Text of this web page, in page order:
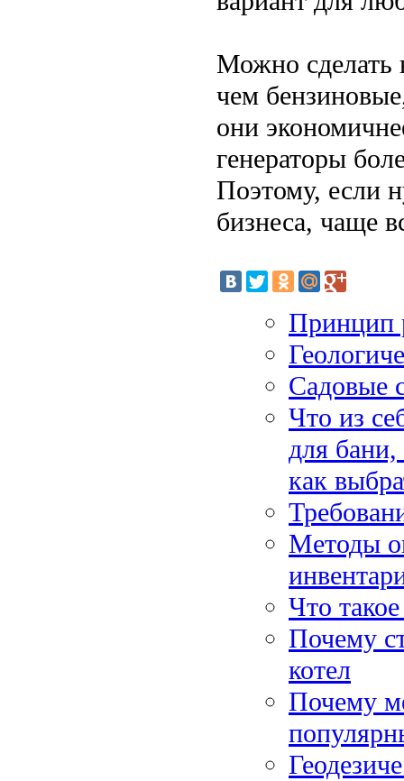
Можно сделать
чем
они
генераторы
Поэтому, если
бизнеса, чаще
Принцип
Садовые
Что из
для
как
Методы
Что
Почему
котел
Почему